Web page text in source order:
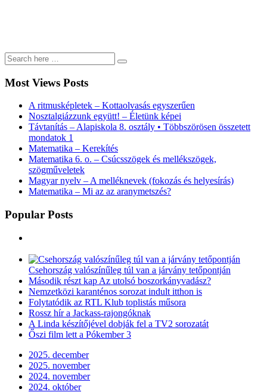
2026-os év egyben[...]
Most Views Posts
A ritmusképletek – Kottaolvasás egyszerűen
Nosztalgiázzunk együtt! – Életünk képei
Távtanítás – Alapiskola 8. osztály • Többszörösen összetett
mondatok 1
Matematika – Kerekítés
Matematika 6. o. – Csúcsszögek és mellékszögek,
szögműveletek
Magyar nyelv – A melléknevek (fokozás és helyesírás)
Matematika – Mi az az aranymetszés?
Popular Posts
Csehország valószínűleg túl van a járvány tetőpontján
Második részt kap Az utolsó boszorkányvadász?
Nemzetközi karanténos sorozat indult itthon is
Folytatódik az RTL Klub toplistás műsora
Rossz hír a Jackass-rajongóknak
A Linda készítőjével dobják fel a TV2 sorozatát
Őszi film lett a Pókember 3
2025. december
2025. november
2024. november
2024. október